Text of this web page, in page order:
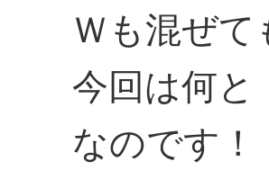
Ｗも混ぜ
今回は何と
なのです！